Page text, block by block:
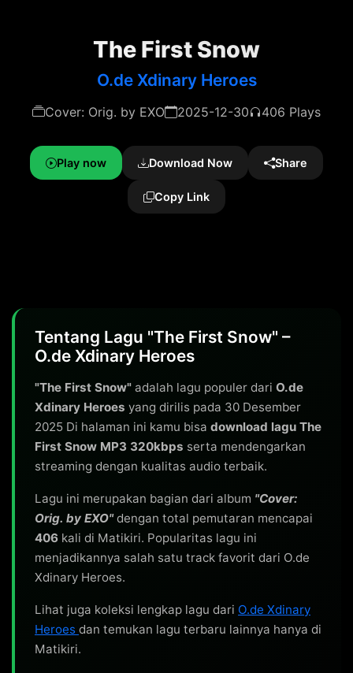
The First Snow
O.de Xdinary Heroes
Cover: Orig. by EXO 2025-12-30 406 Plays
Play now Download Now Share
Copy Link
Tentang Lagu "The First Snow" –
O.de Xdinary Heroes
"The First Snow" adalah lagu populer dari O.de
Xdinary Heroes yang dirilis pada 30 Desember
2025 Di halaman ini kamu bisa download lagu The
First Snow MP3 320kbps serta mendengarkan
streaming dengan kualitas audio terbaik.
Lagu ini merupakan bagian dari album "Cover:
Orig. by EXO"dengan total pemutaran mencapai
406 kali di Matikiri. Popularitas lagu ini
menjadikannya salah satu track favorit dari O.de
Xdinary Heroes.
Lihat juga koleksi lengkap lagu dari O.de Xdinary
Heroes dan temukan lagu terbaru lainnya hanya di
Matikiri.